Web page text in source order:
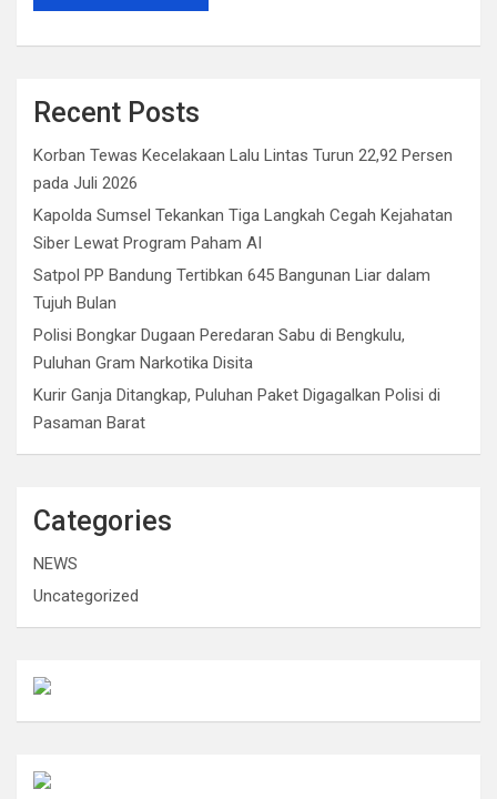
Recent Posts
Korban Tewas Kecelakaan Lalu Lintas Turun 22,92 Persen
pada Juli 2026
Kapolda Sumsel Tekankan Tiga Langkah Cegah Kejahatan
Siber Lewat Program Paham AI
Satpol PP Bandung Tertibkan 645 Bangunan Liar dalam
Tujuh Bulan
Polisi Bongkar Dugaan Peredaran Sabu di Bengkulu,
Puluhan Gram Narkotika Disita
Kurir Ganja Ditangkap, Puluhan Paket Digagalkan Polisi di
Pasaman Barat
Categories
NEWS
Uncategorized